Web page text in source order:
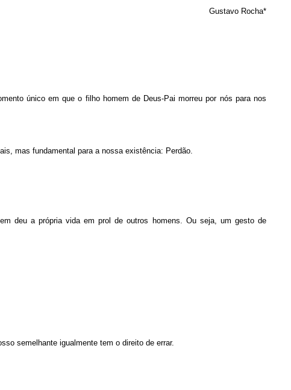
Gustavo Rocha*
único em que o filho homem de Deus-Pai morreu por nós para nos
mas fundamental para a nossa existência: Perdão.
deu a própria vida em prol de outros homens. Ou seja, um gesto de
semelhante igualmente tem o direito de errar.